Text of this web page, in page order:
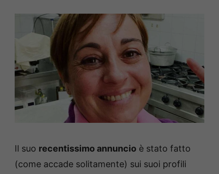
Il suo recentissimo annuncio è stato fatto
(come accade solitamente) sui suoi profili